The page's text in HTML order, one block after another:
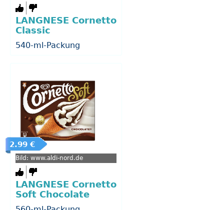
LANGNESE Cornetto
Classic
540-ml-Packung
2.99 €
Bild: www.aldi-nord.de
LANGNESE Cornetto
Soft Chocolate